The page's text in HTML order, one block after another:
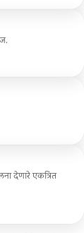
देणारे एकत्रित